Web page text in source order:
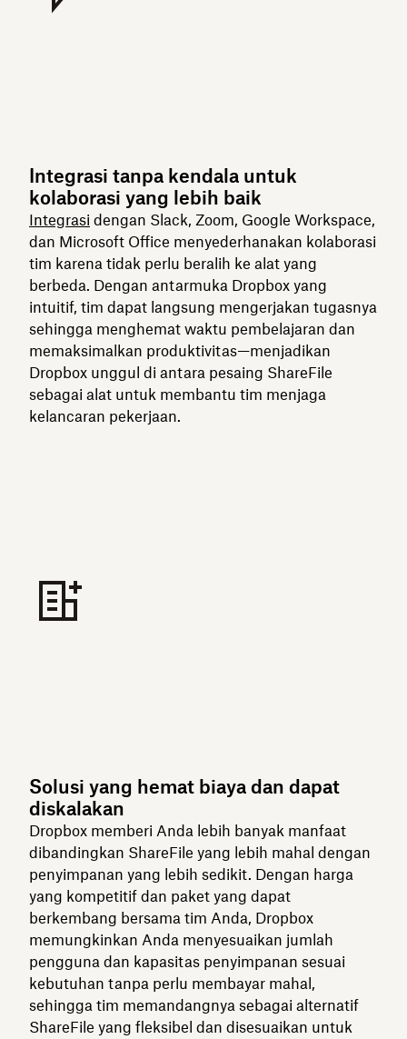
Integrasi tanpa kendala untuk
kolaborasi yang lebih baik
Integrasi dengan Slack, Zoom, Google Workspace,
dan Microsoft Office menyederhanakan kolaborasi
tim karena tidak perlu beralih ke alat yang
berbeda. Dengan antarmuka Dropbox yang
intuitif, tim dapat langsung mengerjakan tugasnya
sehingga menghemat waktu pembelajaran dan
memaksimalkan produktivitas—menjadikan
Dropbox unggul di antara pesaing ShareFile
sebagai alat untuk membantu tim menjaga
kelancaran pekerjaan.
Solusi yang hemat biaya dan dapat
diskalakan
Dropbox memberi Anda lebih banyak manfaat
dibandingkan ShareFile yang lebih mahal dengan
penyimpanan yang lebih sedikit. Dengan harga
yang kompetitif dan paket yang dapat
berkembang bersama tim Anda, Dropbox
memungkinkan Anda menyesuaikan jumlah
pengguna dan kapasitas penyimpanan sesuai
kebutuhan tanpa perlu membayar mahal,
sehingga tim memandangnya sebagai alternatif
ShareFile yang fleksibel dan disesuaikan untuk